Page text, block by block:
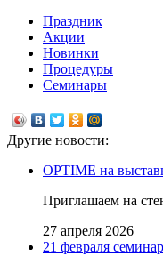
Праздник
Акции
Новинки
Процедуры
Семинары
Другие новости:
OPTIME на
Приглашаем на
27 апреля 2026
21 февраля